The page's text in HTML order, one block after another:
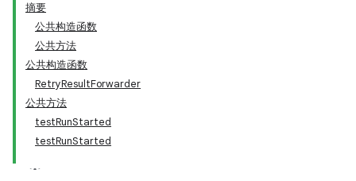
摘要
公共构造函数
公共方法
公共构造函数
RetryResultForwarder
公共方法
testRunStarted
testRunStarted